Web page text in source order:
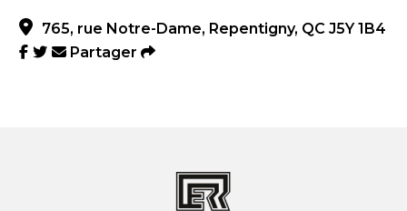
765, rue Notre-Dame, Repentigny, QC J5Y 1B4
Partager